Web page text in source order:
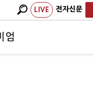
LIVE 전자신문
엄